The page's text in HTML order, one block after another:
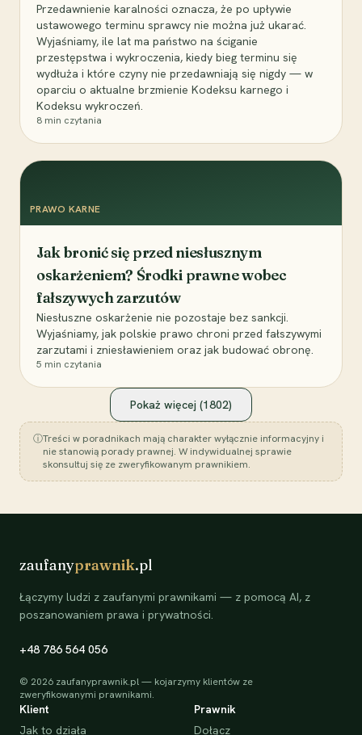
Przedawnienie karalności oznacza, że po upływie
ustawowego terminu sprawcy nie można już ukarać.
Wyjaśniamy, ile lat ma państwo na ściganie
przestępstwa i wykroczenia, kiedy bieg terminu się
wydłuża i które czyny nie przedawniają się nigdy — w
oparciu o aktualne brzmienie Kodeksu karnego i
Kodeksu wykroczeń.
8 min czytania
PRAWO KARNE
Jak bronić się przed niesłusznym
oskarżeniem? Środki prawne wobec
fałszywych zarzutów
Niesłuszne oskarżenie nie pozostaje bez sankcji.
Wyjaśniamy, jak polskie prawo chroni przed fałszywymi
zarzutami i zniesławieniem oraz jak budować obronę.
5 min czytania
Pokaż więcej (1802)
ⓘTreści w poradnikach mają charakter wyłącznie informacyjny i
nie stanowią porady prawnej. W indywidualnej sprawie
skonsultuj się ze zweryfikowanym prawnikiem.
zaufanyprawnik.pl
Łączymy ludzi z zaufanymi prawnikami — z pomocą AI, z
poszanowaniem prawa i prywatności.
+48 786 564 056
© 2026 zaufanyprawnik.pl — kojarzymy klientów ze
zweryfikowanymi prawnikami.
Klient
Jak to działa
Prawnik
Dołącz